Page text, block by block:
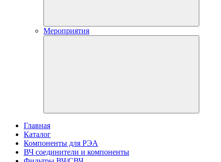
Мероприятия
Главная
Каталог
Компоненты для РЭА
ВЧ соединители и компоненты